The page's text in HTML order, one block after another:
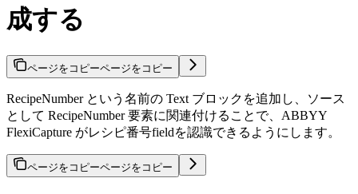
成する
ページをコピーページをコピー
RecipeNumber という名前の Text ブロックを追加し、ソース
として RecipeNumber 要素に関連付けることで、ABBYY
FlexiCapture がレシピ番号fieldを認識できるようにします。
ページをコピーページをコピー